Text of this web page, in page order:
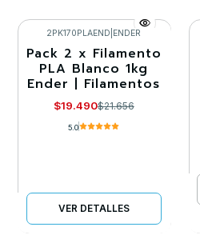
-10%
Llega el 30/08/2026
2PK170PLAEND ENDER
Pack 2 x Filamento
PLA Blanco 1kg
Ender | Filamentos
$19.490$21.656
5.0
VER DETALLES